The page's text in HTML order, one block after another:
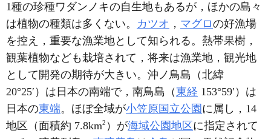
1種の珍種ワダンノキの自生地もあるが，ほかの島々
は植物の種類は多くない。 カツオ ， マグロの好漁場
を控え，重要な漁業地として知られる。熱帯果樹，
観葉植物なども栽培されて，将来は漁業地，観光地
として開発の期待が大きい。沖ノ鳥島（北緯
20°25′）は日本の南端で，南鳥島（東経 153°59′）は
日本の東端。ほぼ全域が小笠原国立公園 に属し，14
地区（面積約 7.8km2 ）が海域公園地区 に指定されて